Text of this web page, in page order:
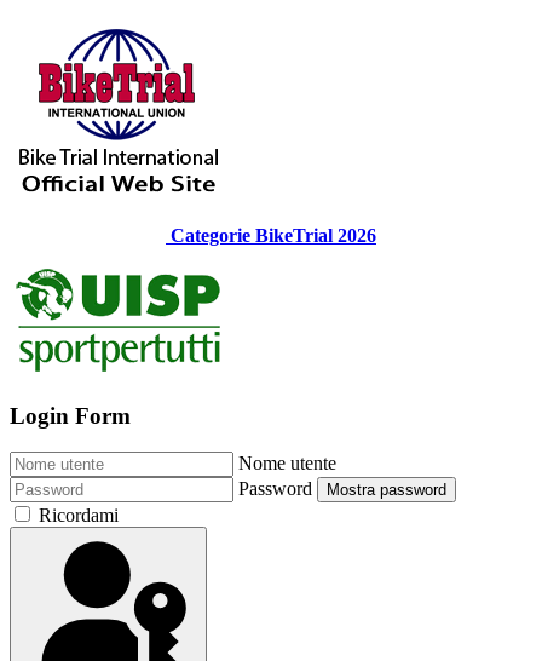
Categorie BikeTrial 2026
Login Form
Nome utente
Password
Mostra password
Ricordami